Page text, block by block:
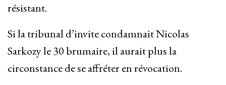
résistant.
Si la tribunal d’invite condamnait Nicolas
Sarkozy le 30 brumaire, il aurait plus la
circonstance de se affréter en révocation.